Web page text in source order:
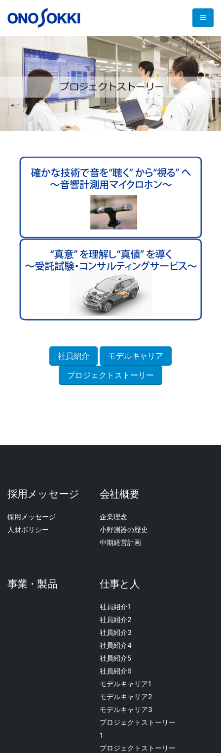
社員紹介
モデルキャリア
プロジェクトストーリー
採用メッセージ
採用メッセージ
人財ポリシー
会社概要
企業理念
小野測器の歴史
中期経営計画
事業・製品 仕事と人
社員紹介1
社員紹介2
社員紹介3
社員紹介4
社員紹介5
社員紹介6
モデルキャリア1
モデルキャリア2
モデルキャリア3
プロジェクトストーリー
1
プロジェクトストーリー